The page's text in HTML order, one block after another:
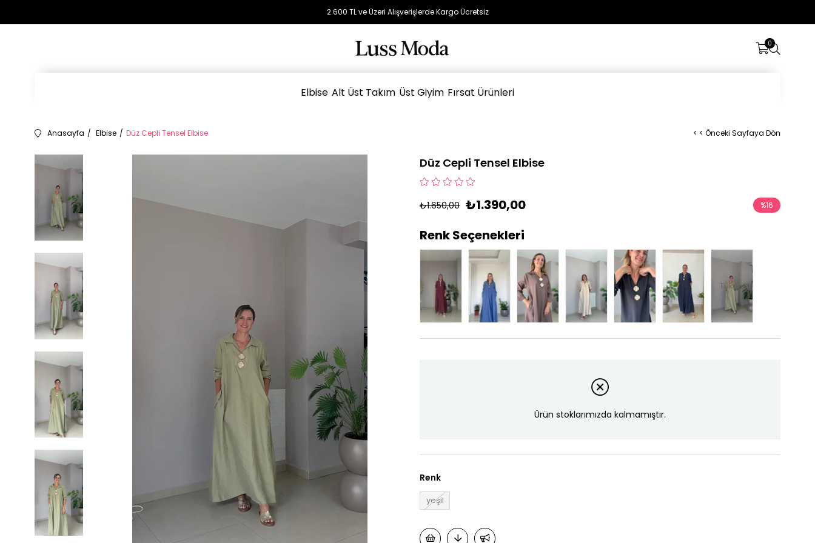
2.600 TL ve Üzeri Alışverişlerde Kargo Ücretsiz
0
Elbise Alt Üst Takım Üst Giyim Fırsat Ürünleri
Anasayfa Elbise Düz Cepli Tensel Elbise < < Önceki Sayfaya Dön
Düz Cepli Tensel Elbise
₺1.650,00 ₺1.390,00 %16
Renk Seçenekleri
Tükendi
Ürün stoklarımızda kalmamıştır.
Renk
yeşil